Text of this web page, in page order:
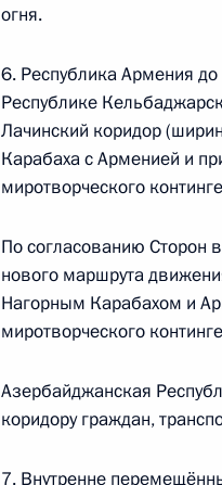
26 марта 2021 года, 18:20
Телефонные
Алиевым и Премьер-
12 марта 2021 года, 16:45
Телефонный разговор
Пашиняном
огня.
6. Республика Армения
Республике
Лачинский коридор
Карабаха с Арменией и
миротворческого
По согласованию Сторон
нового маршрута
Нагорным Карабахом и
миротворческого
Азербайджанская
коридору граждан,
7. Внутренне